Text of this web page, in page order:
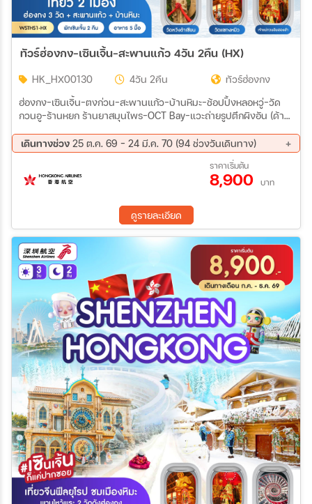
ทัวร์ฮ่องกง-เซินเจิ้น-สะพานแก้ว 4วัน 2คืน (HX)
HK_HX00130 4วัน 2คืน
ทัวร์ฮ่องกง
ฮ่องกง-เซินเจิ้น-ตงก่วน-สะพานแก้ว-บ้านหิมะ-ช้อปปิ้งหลอหวู่-วัด
กวนอู-ร้านหยก ร้านยาสมุนไพร-OCT Bay-แวะถ่ายรูปตึกผิงอัน (ด้าน
เวอร์รี่-เจ้าแม่กวนอิมฮองฮำ ช้อปปิ้งถนนนาธาน-ร้าน Pop Mart
เดินทางช่วง 25 ต.ค. 69 - 24 มี.ค. 70 (94 ช่วงวันเดินทาง)
27 ต.ค. 69 - 30 ต.ค. 69
29 ต.ค. 69 - 01 พ.ย. 69
31 ต.ค. 69 - 03 พ.ย. 69
02 พ.ย. 69 - 05 พ.ย. 69
04 พ.ย. 69 - 07 พ.ย. 69
06 พ.ย. 69 - 09 พ.ย. 69
09 พ.ย. 69 - 12 พ.ย. 69
10 พ.ย. 69 - 13 พ.ย. 69
12 พ.ย. 69 - 15 พ.ย. 69
14 พ.ย. 69 - 17 พ.ย. 69
16 พ.ย. 69 - 19 พ.ย. 69
18 พ.ย. 69 - 21 พ.ย. 69
19 พ.ย. 69 - 22 พ.ย. 69
20 พ.ย. 69 - 23 พ.ย. 69
22 พ.ย. 69 - 25 พ.ย. 69
23 พ.ย. 69 - 26 พ.ย. 69
24 พ.ย. 69 - 27 พ.ย. 69
26 พ.ย. 69 - 29 พ.ย. 69
28 พ.ย. 69 - 01 ธ.ค. 69
30 พ.ย. 69 - 03 ธ.ค. 69
02 ธ.ค. 69 - 05 ธ.ค. 69
03 ธ.ค. 69 - 06 ธ.ค. 69
04 ธ.ค. 69 - 07 ธ.ค. 69
06 ธ.ค. 69 - 09 ธ.ค. 69
07 ธ.ค. 69 - 10 ธ.ค. 69
08 ธ.ค. 69 - 11 ธ.ค. 69
10 ธ.ค. 69 - 13 ธ.ค. 69
12 ธ.ค. 69 - 15 ธ.ค. 69
14 ธ.ค. 69 - 17 ธ.ค. 69
16 ธ.ค. 69 - 19 ธ.ค. 69
17 ธ.ค. 69 - 20 ธ.ค. 69
18 ธ.ค. 69 - 21 ธ.ค. 69
20 ธ.ค. 69 - 23 ธ.ค. 69
21 ธ.ค. 69 - 24 ธ.ค. 69
22 ธ.ค. 69 - 25 ธ.ค. 69
24 ธ.ค. 69 - 27 ธ.ค. 69
26 ธ.ค. 69 - 29 ธ.ค. 69
28 ธ.ค. 69 - 31 ธ.ค. 69
30 ธ.ค. 69 - 02 ม.ค. 70
31 ธ.ค. 69 - 03 ม.ค. 70
01 ม.ค. 70 - 04 ม.ค. 70
03 ม.ค. 70 - 06 ม.ค. 70
04 ม.ค. 70 - 07 ม.ค. 70
05 ม.ค. 70 - 08 ม.ค. 70
07 ม.ค. 70 - 10 ม.ค. 70
ราคาเริ่มต้น
8,900 บาท
ดูรายละเอียด